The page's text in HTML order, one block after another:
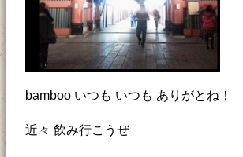
bamboo いつも いつも ありがとね！
近々 飲み行こうぜ